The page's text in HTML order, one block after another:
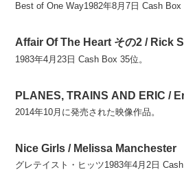
Best of One Way1982年8月7日 Cash Box
Affair Of The Heart その2 / Rick
1983年4月23日 Cash Box 35位。
PLANES, TRAINS AND ERIC /
2014年10月に発売された映像作品。
Nice Girls / Melissa Manchester
グレテイスト・ヒッツ1983年4月2日 Cash